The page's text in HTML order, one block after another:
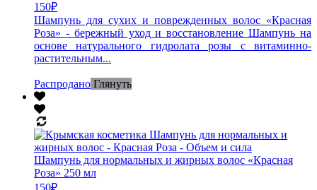
150₽
Шампунь для сухих и поврежденных волос «Красная
Роза» - бережный уход и восстановление Шампунь на
основе натурального гидролата розы с витаминно-
растительным...
Распродано Глянуть
Шампунь для нормальных и жирных волос «Красная
Роза» 250 мл